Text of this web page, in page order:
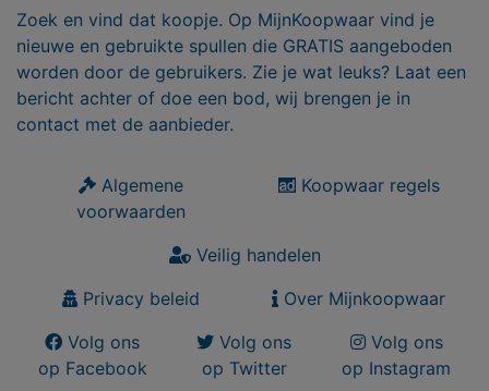
Zoek en vind dat koopje. Op MijnKoopwaar vind je
nieuwe en gebruikte spullen die GRATIS aangeboden
worden door de gebruikers. Zie je wat leuks? Laat een
bericht achter of doe een bod, wij brengen je in
contact met de aanbieder.
Algemene
voorwaarden
Koopwaar regels
Veilig handelen
Privacy beleid
Over Mijnkoopwaar
Volg ons
op Facebook
Volg ons
op Twitter
Volg ons
op Instagram